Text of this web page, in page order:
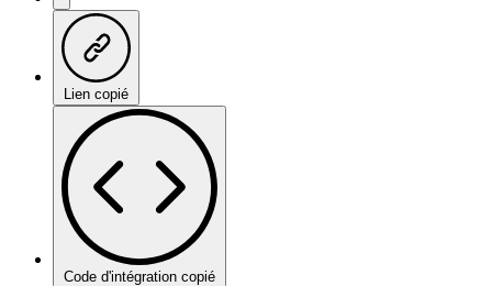
Lien copié
Code d'intégration copié